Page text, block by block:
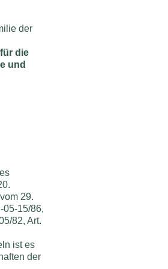
der
die
und
29.
05-15/86,
82, Art.
ist es
der